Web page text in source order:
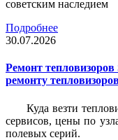
советским наследием
Подробнее
30.07.2026
Ремонт
ремонту
Куда везти
сервисов, цены по
полевых серий.